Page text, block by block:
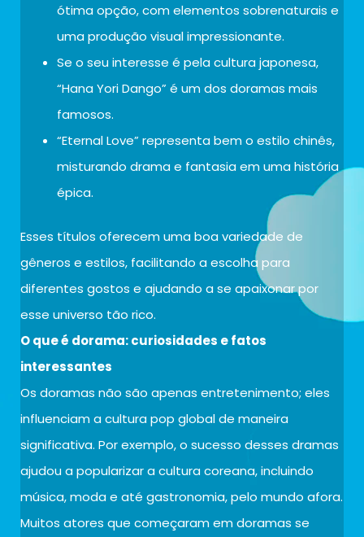
ótima opção, com elementos sobrenaturais e
uma produção visual impressionante.
Se o seu interesse é pela cultura japonesa,
“Hana Yori Dango” é um dos doramas mais
famosos.
“Eternal Love” representa bem o estilo chinês,
misturando drama e fantasia em uma história
épica.
Esses títulos oferecem uma boa variedade de
gêneros e estilos, facilitando a escolha para
diferentes gostos e ajudando a se apaixonar por
esse universo tão rico.
O que é dorama: curiosidades e fatos
interessantes
Os doramas não são apenas entretenimento; eles
influenciam a cultura pop global de maneira
significativa. Por exemplo, o sucesso desses dramas
ajudou a popularizar a cultura coreana, incluindo
música, moda e até gastronomia, pelo mundo afora.
Muitos atores que começaram em doramas se